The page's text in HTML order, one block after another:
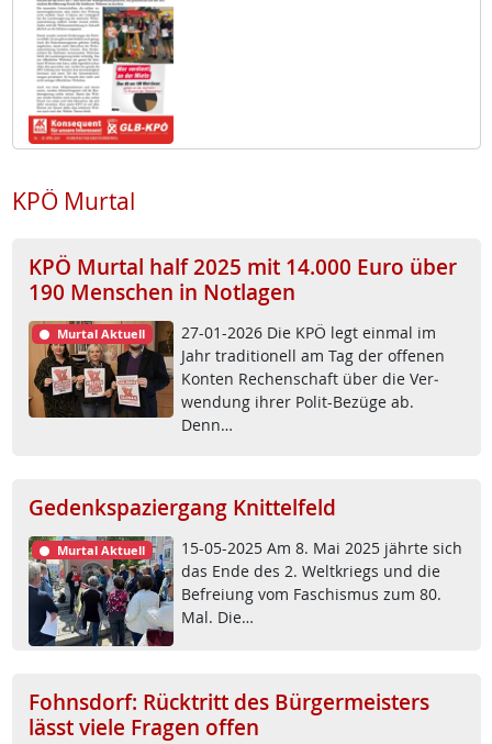
KPÖ Murtal
KPÖ Murtal half 2025 mit 14.000 Euro über
190 Menschen in Notlagen
Murtal Aktuell
27-01-2026 Die KPÖ legt ein­mal im
Jahr tra­di­tio­nell am Tag der of­fe­nen
Kon­ten Re­chen­schaft über die Ver­
wen­dung ih­rer Po­lit-Be­zü­ge ab.
Denn…
Gedenkspaziergang Knittelfeld
Murtal Aktuell
15-05-2025 Am 8. Mai 2025 jähr­te sich
das En­de des 2. Welt­kriegs und die
Be­f­rei­ung vom Fa­schis­mus zum 80.
Mal. Die…
Fohnsdorf: Rücktritt des Bürgermeisters
lässt viele Fragen offen